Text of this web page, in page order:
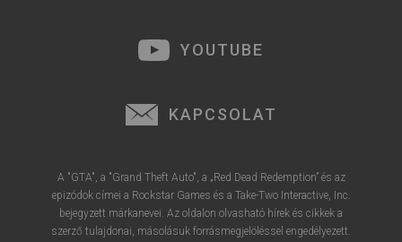
YOUTUBE
KAPCSOLAT
A "GTA", a "Grand Theft Auto", a „Red Dead Redemption” és az
epizódok címei a Rockstar Games és a Take-Two Interactive, Inc.
bejegyzett márkanevei. Az oldalon olvasható hírek és cikkek a
szerző tulajdonai, másolásuk forrásmegjelöléssel engedélyezett.